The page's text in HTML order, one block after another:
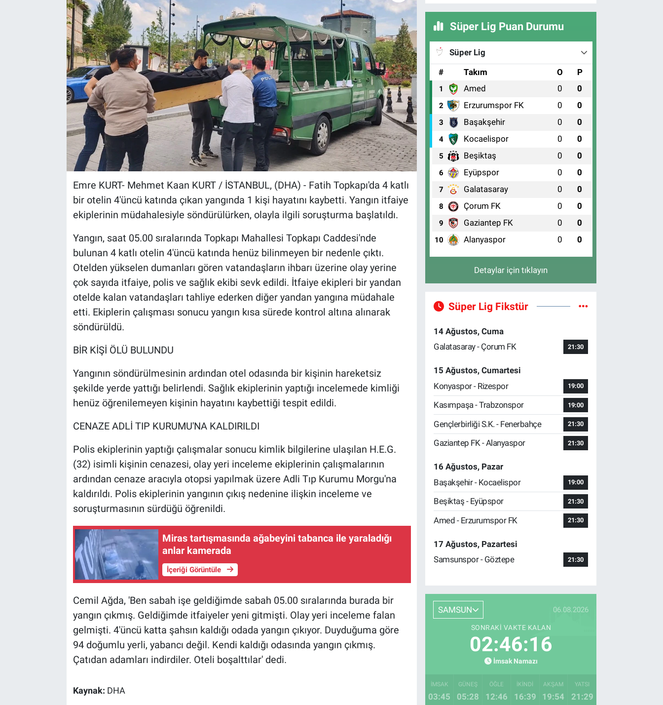
Emre KURT- Mehmet Kaan KURT / İSTANBUL, (DHA) - Fatih Topkapı'da 4 katlı
bir otelin 4'üncü katında çıkan yangında 1 kişi hayatını kaybetti. Yangın itfaiye
ekiplerinin müdahalesiyle söndürülürken, olayla ilgili soruşturma başlatıldı.
Yangın, saat 05.00 sıralarında Topkapı Mahallesi Topkapı Caddesi'nde
bulunan 4 katlı otelin 4'üncü katında henüz bilinmeyen bir nedenle çıktı.
Otelden yükselen dumanları gören vatandaşların ihbarı üzerine olay yerine
çok sayıda itfaiye, polis ve sağlık ekibi sevk edildi. İtfaiye ekipleri bir yandan
otelde kalan vatandaşları tahliye ederken diğer yandan yangına müdahale
etti. Ekiplerin çalışması sonucu yangın kısa sürede kontrol altına alınarak
söndürüldü.
BİR KİŞİ ÖLÜ BULUNDU
Yangının söndürülmesinin ardından otel odasında bir kişinin hareketsiz
şekilde yerde yattığı belirlendi. Sağlık ekiplerinin yaptığı incelemede kimliği
henüz öğrenilemeyen kişinin hayatını kaybettiği tespit edildi.
CENAZE ADLİ TIP KURUMU'NA KALDIRILDI
Polis ekiplerinin yaptığı çalışmalar sonucu kimlik bilgilerine ulaşılan H.E.G.
(32) isimli kişinin cenazesi, olay yeri inceleme ekiplerinin çalışmalarının
ardından cenaze aracıyla otopsi yapılmak üzere Adli Tıp Kurumu Morgu'na
kaldırıldı. Polis ekiplerinin yangının çıkış nedenine ilişkin inceleme ve
soruşturmasının sürdüğü öğrenildi.
Miras tartışmasında ağabeyini tabanca ile yaraladığı
anlar kamerada
İçeriği Görüntüle
Cemil Ağda, 'Ben sabah işe geldiğimde sabah 05.00 sıralarında burada bir
yangın çıkmış. Geldiğimde itfaiyeler yeni gitmişti. Olay yeri inceleme falan
gelmişti. 4'üncü katta şahsın kaldığı odada yangın çıkıyor. Duyduğuma göre
94 doğumlu yerli, yabancı değil. Kendi kaldığı odasında yangın çıkmış.
Çatıdan adamları indirdiler. Oteli boşalttılar' dedi.
Kaynak: DHA
Süper Lig Puan Durumu
Süper Lig
#
Takım O P
1 Amed 0 0
2 Erzurumspor FK 0 0
3 Başakşehir 0 0
4 Kocaelispor 0 0
5 Beşiktaş 0 0
6 Eyüpspor 0 0
7 Galatasaray 0 0
8 Çorum FK 0 0
9 Gaziantep FK 0 0
10 Alanyaspor 0 0
Detaylar için tıklayın
Süper Lig Fikstür
14 Ağustos, Cuma
Galatasaray - Çorum FK
21:30
15 Ağustos, Cumartesi
Konyaspor - Rizespor
19:00
Kasımpaşa - Trabzonspor 19:00
Gençlerbirliği S.K. - Fenerbahçe 21:30
Gaziantep FK - Alanyaspor 21:30
16 Ağustos, Pazar
Başakşehir - Kocaelispor
19:00
Beşiktaş - Eyüpspor 21:30
Amed - Erzurumspor FK 21:30
17 Ağustos, Pazartesi
Samsunspor - Göztepe
21:30
SAMSUN 06.08.2026
SONRAKI VAKTE KALAN
02:46:15
İmsak Namazı
İMSAK
03:45
GÜNEŞ
05:28
ÖĞLE
12:46
İKINDI
16:39
AKŞAM
19:54
YATSI
21:29
Kültür Sanat
Bilim ve Teknoloji